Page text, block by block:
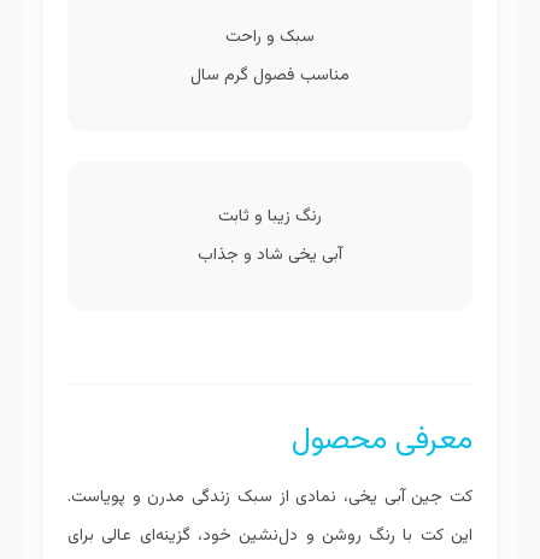
سبک و راحت
مناسب فصول گرم سال
رنگ زیبا و ثابت
آبی یخی شاد و جذاب
معرفی محصول
کت جین آبی یخی، نمادی از سبک زندگی مدرن و پویاست.
این کت با رنگ روشن و دل‌نشین خود، گزینه‌ای عالی برای